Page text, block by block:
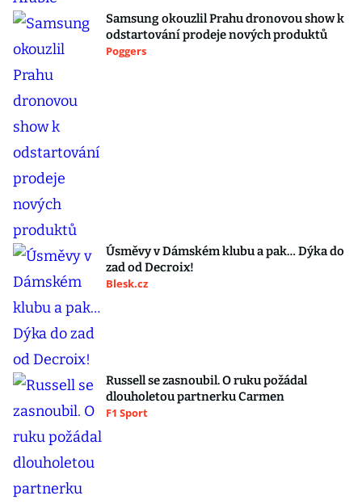
Samsung okouzlil Prahu dronovou show k
odstartování prodeje nových produktů
Poggers
Úsměvy v Dámském klubu a pak… Dýka do
zad od Decroix!
Blesk.cz
Russell se zasnoubil. O ruku požádal
dlouholetou partnerku Carmen
F1 Sport